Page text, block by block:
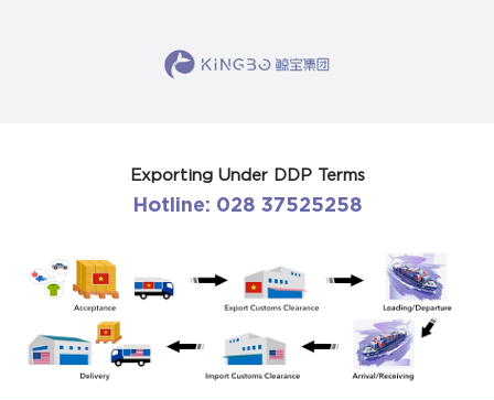
Exporting Under DDP Terms
Hotline: 028 37525258